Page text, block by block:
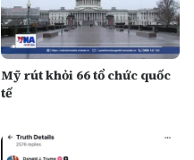
Mỹ rút khỏi 66 tổ chức quốc
tế